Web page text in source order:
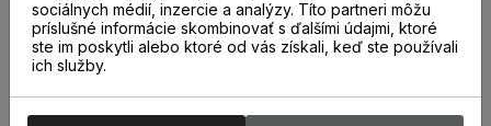
PARAMETRE
KATEGÓRIA
sociálnych médií, inzercie a analýzy. Títo partneri môžu
príslušné informácie skombinovať s ďalšími údajmi, ktoré
ste im poskytli alebo ktoré od vás získali, keď ste používali
ich služby.